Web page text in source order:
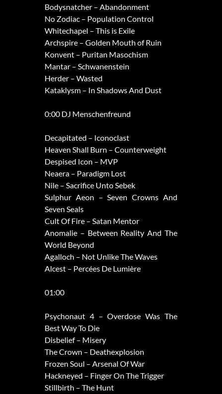
Bodysnatcher – Abandonment
No Zodiac – Population Control
Whitechapel – This is Exile
Archspire – Golden Mouth of Ruin
Konvent – Puritan Masochism
Mantar – Schwanenstein
Herder – Wasted
Kataklysm – In Shadows And Dust
0:00 DJ Menschenfreund
Decapitated – Iconoclast
Heaven Shall Burn – Counterweight
Despised Icon – MVP
Neaera – Paradigm Lost
Nile – Sacrifice Unto Sebek
Sulphur Aeon – Seven Crowns And
Seven Seals
Cult Of Fire – Satan Mentor
Anomalie – Between Reality And The
World Beyond
Agalloch – Not Unlike The Waves
Alcest – Percées De Lumière
01:00
Psychonaut 4 – Overdose Was The
Best Way To Die
Disbelief – Misery
The Crown – Deathexplosion
Frozen Soul – Arsenal Of War
Hackneyed – Finger On The Trigger
Stillbirth – The Hunt